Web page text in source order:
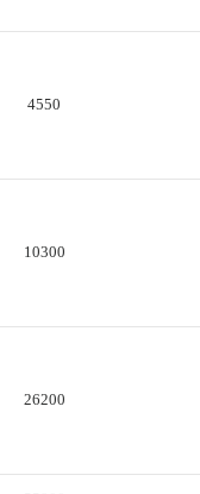
4550
10300
26200